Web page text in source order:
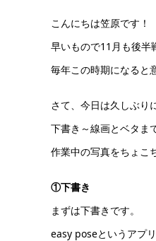
こんにちは笠原です！
早いもので11月も後半
毎年この時期になると
さて、今日は久しぶ
下書き～線画とベタま
作業中の写真をちょこ
①下書き
まずは下書きです。
easy poseというアプ